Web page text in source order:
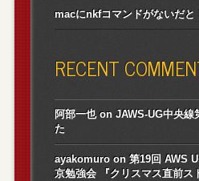
macにnkfコマンドがないだと
RECENT
阿部一也onJAWS-UG中央線
た
ayakomuroon第19回 AWS
京勉強会 『クリスマス直前ス